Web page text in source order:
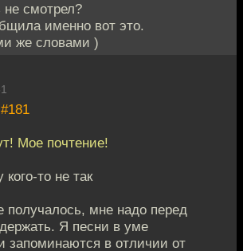
смотрел?
именно вот это.
же словами )
#181
Мое почтение!
то не так
получалось, мне надо перед
Я песни в уме
запоминаются в отличии от